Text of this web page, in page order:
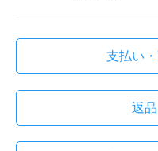
支払い
返